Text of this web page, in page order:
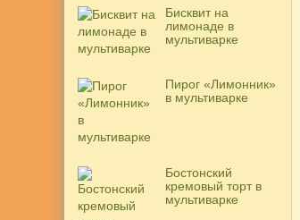
Бисквит на
лимонаде в
мультиварке
Пирог «Лимонник»
в мультиварке
Бостонский
кремовый торт в
мультиварке